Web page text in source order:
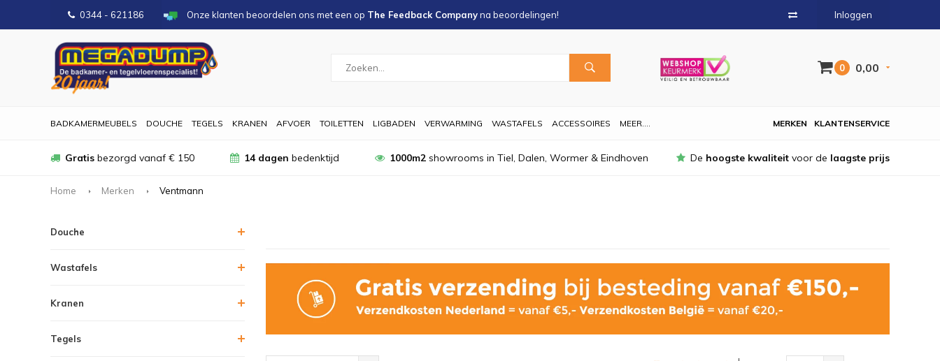
0344 - 621186 Onze klanten beoordelen ons met een op The Feedback Companyna beoordelingen! Inloggen
0 0,00
BADKAMERMEUBELS DOUCHE TEGELS KRANEN AFVOER TOILETTEN LIGBADEN VERWARMING WASTAFELS ACCESSOIRES MEER.... KLANTENSERVICE
MERKEN
Gratis bezorgd vanaf € 150 14 dagen bedenktijd 1000m2showrooms in Tiel, Dalen, Wormer & Eindhoven De hoogste kwaliteit voor de laagste prijs
Home Merken Ventmann
Douche
Wastafels
Kranen
Tegels